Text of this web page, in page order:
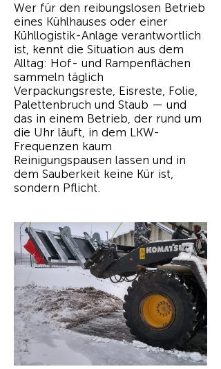
Wer für den reibungslosen Betrieb
eines Kühlhauses oder einer
Kühllogistik-Anlage verantwortlich
ist, kennt die Situation aus dem
Alltag: Hof- und Rampenflächen
sammeln täglich
Verpackungsreste, Eisreste, Folie,
Palettenbruch und Staub — und
das in einem Betrieb, der rund um
die Uhr läuft, in dem LKW-
Frequenzen kaum
Reinigungspausen lassen und in
dem Sauberkeit keine Kür ist,
sondern Pflicht.